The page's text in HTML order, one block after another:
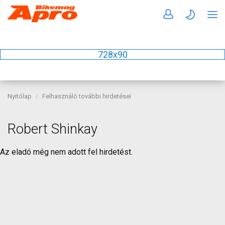
728x90
Nyitólap Felhasználó további hirdetései
Robert Shinkay
Az eladó még nem adott fel hirdetést.